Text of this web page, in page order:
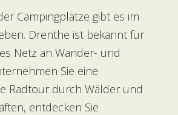
Campingplätze gibt es im
Drenthe ist bekannt für
Netz an Wander- und
Sie eine
Radtour durch Wälder und
entdecken Sie